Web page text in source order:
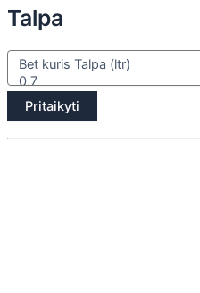
Talpa
Pritaikyti